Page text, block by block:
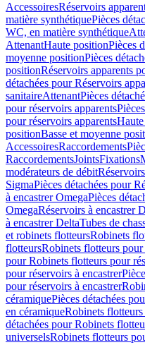
AccessoiresRéservoirs
matière synthétiquePièces
WC, en matière synthétique
AttenantHaute positionPièces
moyenne positionPièces
positionRéservoirs apparents
détachées pour Réservoirs
sanitaireAttenantPièces
pour réservoirs apparents
pour réservoirs apparents
positionBasse et moyenne
AccessoiresRaccordements
RaccordementsJointsFixations
modérateurs de débit
SigmaPièces détachées pour
à encastrer OmegaPièces
OmegaRéservoirs à encastrer
à encastrer DeltaTubes de
et robinets flotteursRobinets
flotteursRobinets flotteurs pour
pour Robinets flotteurs pour
pour réservoirs à encastrer
pour réservoirs à encastrer
céramiquePièces détachées
en céramiqueRobinets
détachées pour Robinets
universelsRobinets flotteurs